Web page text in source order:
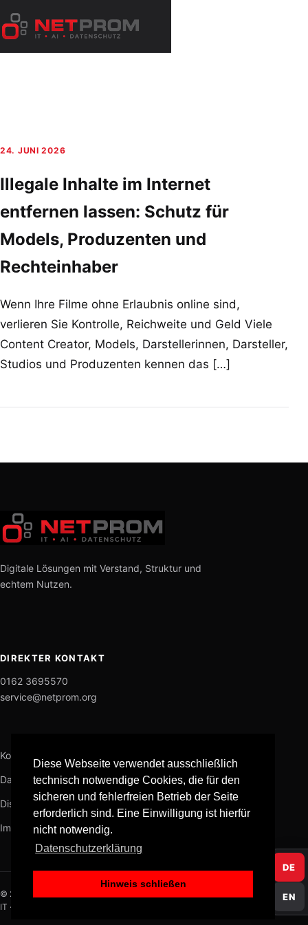
Diese Webseite verwendet ausschließlich
technisch notwendige Cookies, die für den
sicheren und fehlerfreien Betrieb der Seite
erforderlich sind. Eine Einwilligung ist hierfür
nicht notwendig.
Datenschutzerklärung
Hinweis schließen
Inhalt
DE
EN
24. JUNI 2026
Illegale Inhalte im Internet
entfernen lassen: Schutz für
Models, Produzenten und
Rechteinhaber
Wenn Ihre Filme ohne Erlaubnis online sind,
verlieren Sie Kontrolle, Reichweite und Geld Viele
Content Creator, Models, Darstellerinnen, Darsteller,
Studios und Produzenten kennen das […]
Digitale Lösungen mit Verstand, Struktur und
echtem Nutzen.
DIREKTER KONTAKT
0162 3695570
service@netprom.org
Kontakt
Datenschutz
Disclaimer
Impressum
© 2026 NETPROM
IT · KI · Datenschutz · Medien · Software